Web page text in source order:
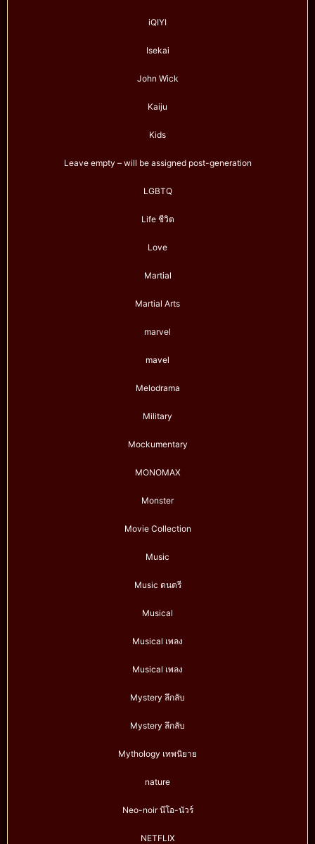
iQIYI
Isekai
John Wick
Kaiju
Kids
Leave empty – will be assigned post-generation
LGBTQ
Life ชีวิต
Love
Martial
Martial Arts
marvel
mavel
Melodrama
Military
Mockumentary
MONOMAX
Monster
Movie Collection
Music
Music ดนตรี
Musical
Musical เพลง
Musical เพลง
Mystery ลึกลับ
Mystery ลึกลับ
Mythology เทพนิยาย
nature
Neo-noir นีโอ-นัวร์
NETFLIX